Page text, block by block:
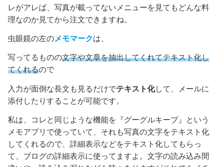
レがアレば、写真が載ってないメニューを見てもどんな料
理なのか見てから注文できますね。
虫眼鏡の左のメモマークは、
写ってるものの文字や文章を抽出してくれてテキスト化し
てくれるので
入力が面倒な長文も見るだけでテキスト化して、メールに
添付したりすることが可能です。
私は、コレと同じような機能を『グーグルキープ』という
メモアプリで使っていて、それも写真の文字をテキスト化
してくれるので、詳細表示などをテキスト化してもらっ
て、ブログの詳細表示に使ってますよ。文字の読み込み間